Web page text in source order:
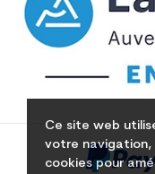
Ce site web
votre navigation,
cookies pour